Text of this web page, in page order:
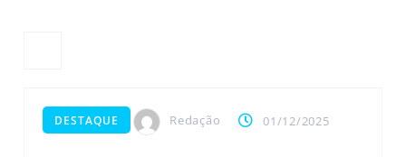
DESTAQUE Redação 01/12/2025